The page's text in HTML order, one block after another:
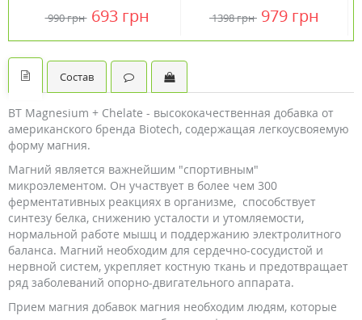
Life
990 грн 693 грн 1398 грн 979 грн
Состав
BT Magnesium + Chelate - высококачественная добавка от
американского бренда Biotech, содержащая легкоусвояемую
форму магния.
Магний является важнейшим "спортивным"
микроэлементом. Он участвует в более чем 300
ферментативных реакциях в организме, способствует
синтезу белка, снижению усталости и утомляемости,
нормальной работе мышц и поддержанию электролитного
баланса. Магний необходим для сердечно-сосудистой и
нервной систем, укрепляет костную ткань и предотвращает
ряд заболеваний опорно-двигательного аппарата.
Прием магния добавок магния необходим людям, которые